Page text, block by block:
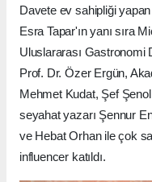
Davete ev sahipliği
Esra Tapar'ın yanı sıra
Uluslararası Gastronomi
Prof. Dr. Özer Ergün,
Mehmet Kudat, Şef
seyahat yazarı Şennur
ve Hebat Orhan ile çok
influencer katıldı.